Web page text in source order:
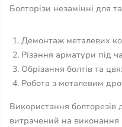
Болторізи незамінні для
Демонтаж металевих
Різання арматури під
Обрізання болтів та
Робота з металевим
Використання болторезів
витрачений на виконання